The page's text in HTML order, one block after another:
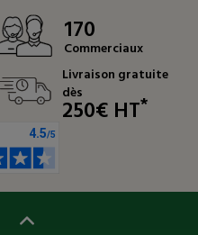
170
Commerciaux
Livraison gratuite
dès
250€ HT*